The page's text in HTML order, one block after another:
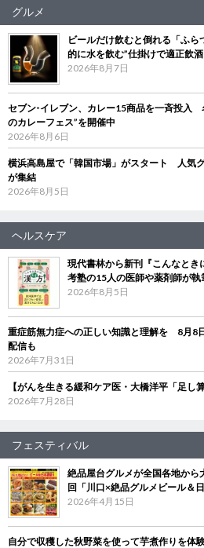
グルメ
ビールだけ飲むと倒れる「ふ
的に水を飲む”仕掛けで適正飲
2026年8月7日
セブン‐イレブン、カレー15商品を一斉投入
のカレーフェス”を開催中
2026年8月6日
横浜高島屋で「韓国市場」がスタート 人気
が集結
2026年8月5日
ヘルスケア
現代書林から新刊『こんなと
考塾の15人の医師や薬剤師が執
2026年8月5日
重症筋無力症への正しい知識と理解を 8月8
配信も
2026年7月31日
【がんを生きる緩和ケア医・大橋洋平「足し
2026年7月28日
フェスティバル
絶品屋台グルメが全国各地か
回「川口×絶品グルメビール＆
2026年4月15日
自分で収穫した秋野菜を使って芋煮作りを